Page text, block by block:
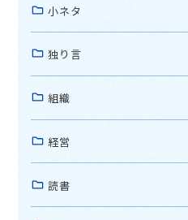
小ネタ
独り言
組織
経営
読書